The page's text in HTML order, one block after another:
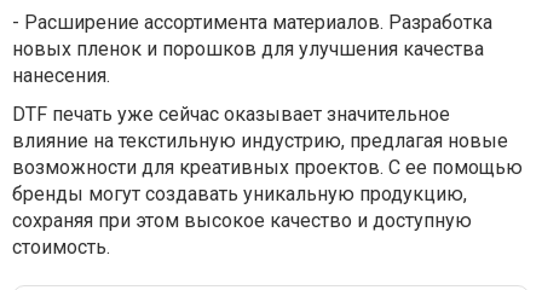
- Расширение ассортимента материалов. Разработка
новых пленок и порошков для улучшения качества
нанесения.
DTF печать уже сейчас оказывает значительное
влияние на текстильную индустрию, предлагая новые
возможности для креативных проектов. С ее помощью
бренды могут создавать уникальную продукцию,
сохраняя при этом высокое качество и доступную
стоимость.